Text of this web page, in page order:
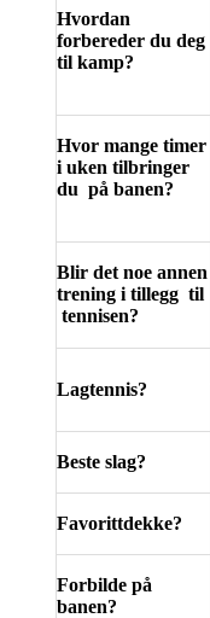
Hvordan
forbereder du deg
til kamp?
Hvor mange timer
i uken tilbringer
du på banen?
Blir det noe annen
trening i tillegg til
tennisen?
Lagtennis?
Beste slag?
Favorittdekke?
Forbilde på
banen?